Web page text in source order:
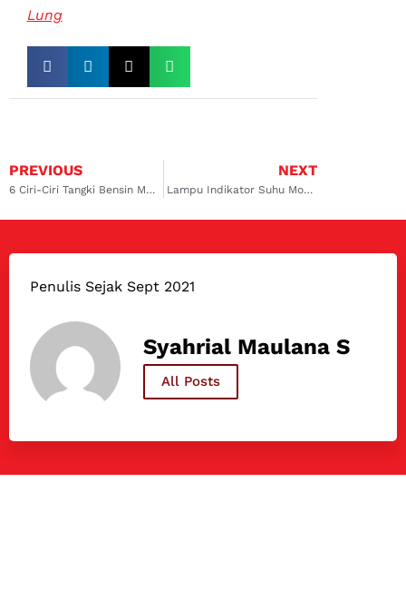
Lung
PREVIOUS
6 Ciri-Ciri Tangki Bensin Mobil Bocor yang Wajib Diketahui!
NEXT
Lampu Indikator Suhu Mobil Menyala, Ada Apa?
Penulis Sejak Sept 2021
Syahrial Maulana S
All Posts